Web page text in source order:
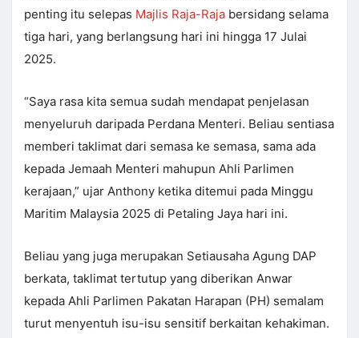
penting itu selepas Majlis Raja-Raja bersidang selama
tiga hari, yang berlangsung hari ini hingga 17 Julai
2025.
“Saya rasa kita semua sudah mendapat penjelasan
menyeluruh daripada Perdana Menteri. Beliau sentiasa
memberi taklimat dari semasa ke semasa, sama ada
kepada Jemaah Menteri mahupun Ahli Parlimen
kerajaan,” ujar Anthony ketika ditemui pada Minggu
Maritim Malaysia 2025 di Petaling Jaya hari ini.
Beliau yang juga merupakan Setiausaha Agung DAP
berkata, taklimat tertutup yang diberikan Anwar
kepada Ahli Parlimen Pakatan Harapan (PH) semalam
turut menyentuh isu-isu sensitif berkaitan kehakiman.